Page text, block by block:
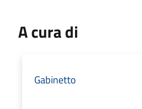
A cura di
Gabinetto